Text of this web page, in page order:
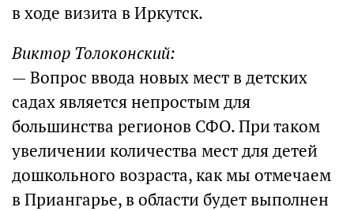
в ходе визита в Иркутск.
Виктор Толоконский:
— Вопрос ввода новых мест в детских
садах является непростым для
большинства регионов СФО. При таком
увеличении количества мест для детей
дошкольного возраста, как мы отмечаем
в Приангарье, в области будет выполнен